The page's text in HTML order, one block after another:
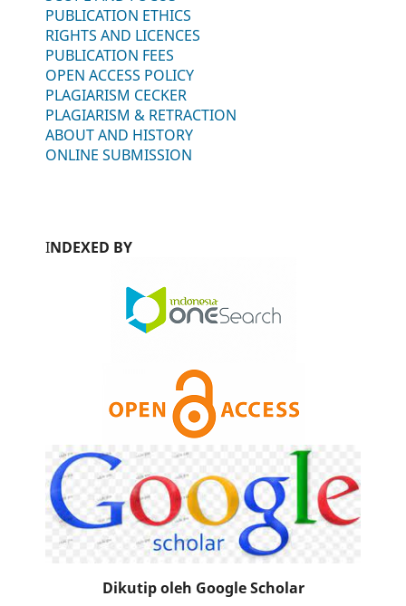
PUBLICATION ETHICS
RIGHTS AND LICENCES
PUBLICATION FEES
OPEN ACCESS POLICY
PLAGIARISM CECKER
PLAGIARISM & RETRACTION
ABOUT AND HISTORY
ONLINE SUBMISSION
INDEXED BY
Dikutip oleh Google Scholar